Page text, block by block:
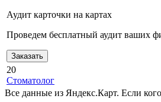
Аудит карточки на картах
Проведем бесплатный аудит ваших
Заказать
20
Стоматолог
Все данные из Яндекс.Карт. Если